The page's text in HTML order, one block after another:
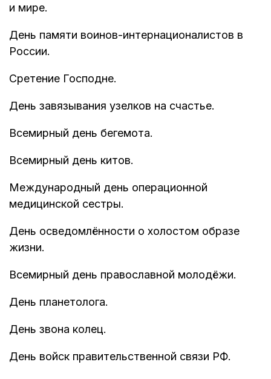
и мире.
День памяти воинов-интернационалистов в
России.
Сретение Господне.
День завязывания узелков на счастье.
Всемирный день бегемота.
Всемирный день китов.
Международный день операционной
медицинской сестры.
День осведомлённости о холостом образе
жизни.
Всемирный день православной молодёжи.
День планетолога.
День звона колец.
День войск правительственной связи РФ.